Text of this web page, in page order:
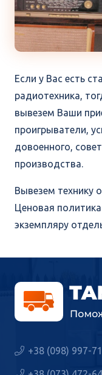
Если у Вас есть
радиотехника,
вывезем Ваши
проигрыватели,
довоенного,
производства.
Вывезем технику
Ценовая
экземпляру
+38 (098) 997-